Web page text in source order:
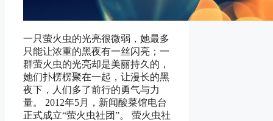
一只萤火虫的光亮很微弱，她最多
只能让浓重的黑夜有一丝闪亮；一
群萤火虫的光亮却是美丽持久的，
她们扑楞楞聚在一起，让漫长的黑
夜下，人们多了前行的勇气与力
量。 2012年5月，新闻酸菜馆电台
正式成立“萤火虫社团”。 萤火虫社